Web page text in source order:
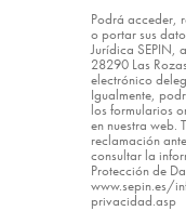
Podrá acceder,
o portar sus
Jurídica
28290 Las
electrónico
Igualmente,
los formularios
en nuestra web.
reclamación
consultar la
Protección de
www.sepin.es/
privacidad.asp